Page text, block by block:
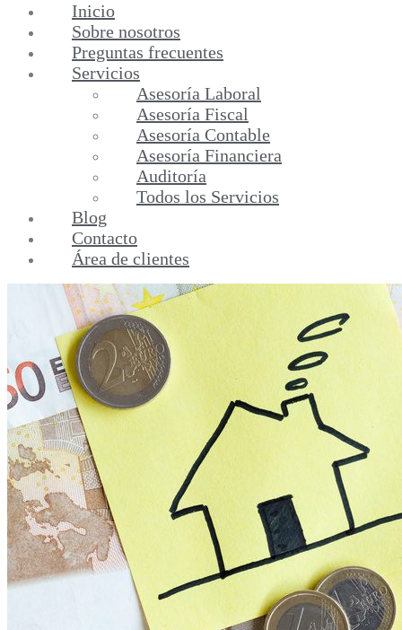
Inicio
Sobre nosotros
Preguntas frecuentes
Servicios
Asesoría Laboral
Asesoría Fiscal
Asesoría Contable
Asesoría Financiera
Auditoría
Todos los Servicios
Blog
Contacto
Área de clientes